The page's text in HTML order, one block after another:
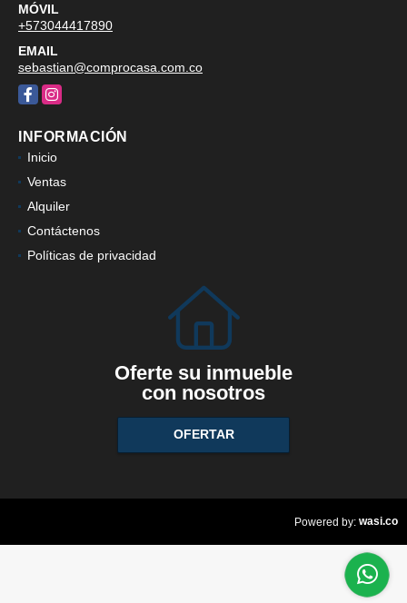
MÓVIL
+573044417890
EMAIL
sebastian@comprocasa.com.co
FacebookInstagram
INFORMACIÓN
Inicio
Ventas
Alquiler
Contáctenos
Políticas de privacidad
Oferte su inmueble
con nosotros
OFERTAR
Powered by: wasi.co